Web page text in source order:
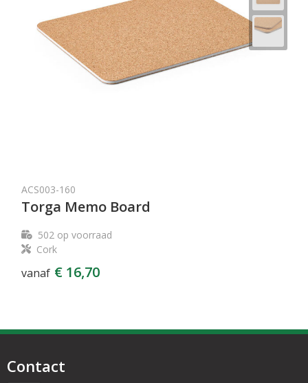
ACS003-160
Torga Memo Board
502op voorraad
Cork
vanaf € 16,70
Contact